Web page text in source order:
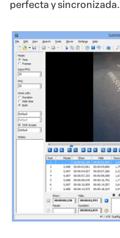
perfecta y sincronizada.